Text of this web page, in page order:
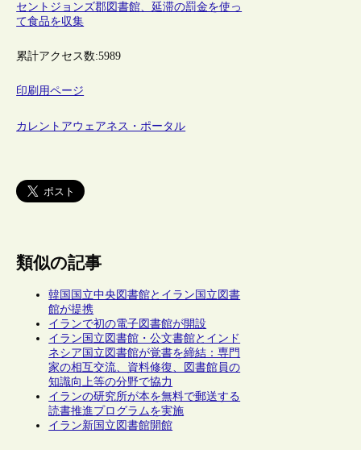
セントジョンズ郡図書館、延滞の罰金を使っ
て食品を収集
累計アクセス数:5989
印刷用ページ
カレントアウェアネス・ポータル
類似の記事
韓国国立中央図書館とイラン国立図書
館が提携
イランで初の電子図書館が開設
イラン国立図書館・公文書館とインド
ネシア国立図書館が覚書を締結：専門
家の相互交流、資料修復、図書館員の
知識向上等の分野で協力
イランの研究所が本を無料で郵送する
読書推進プログラムを実施
イラン新国立図書館開館